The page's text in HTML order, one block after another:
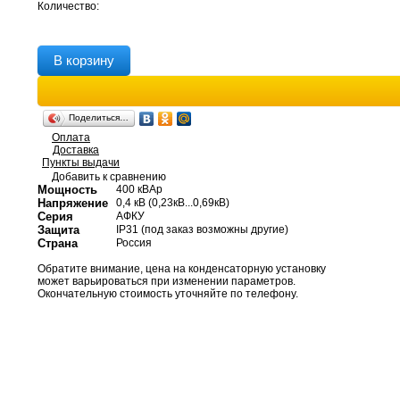
Количество:
В корзину
Поделиться…
Оплата
Доставка
Пункты выдачи
Добавить к сравнению
Мощность 400 кВАр
Напряжение 0,4 кВ (0,23кВ...0,69кВ)
Серия АФКУ
Защита IP31 (под заказ возможны другие)
Страна Россия
Обратите внимание, цена на конденсаторную установку
может варьироваться при изменении параметров.
Окончательную стоимость уточняйте по телефону.